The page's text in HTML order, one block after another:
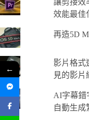
效能最佳
再造5D
影片格式
見的影片
AI字幕錯
自動生成
←